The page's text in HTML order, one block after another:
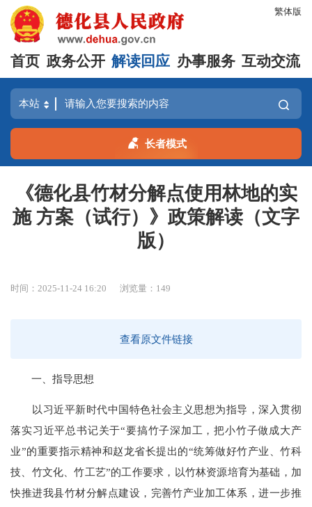
繁体版
首页 政务公开 解读回应 办事服务 互动交流
长者模式
《德化县竹材分解点使用林地的实
施 方案（试行）》政策解读（文字
版）
时间：2025-11-24 16:20 浏览量： 149
查看原文件链接
一、指导思想
以习近平新时代中国特色社会主义思想为指导，深入贯彻
落实习近平总书记关于“要搞竹子深加工，把小竹子做成大产
业”的重要指示精神和赵龙省长提出的“统筹做好竹产业、竹科
技、竹文化、竹工艺”的工作要求，以竹林资源培育为基础，加
快推进我县竹材分解点建设，完善竹产业加工体系，进一步推